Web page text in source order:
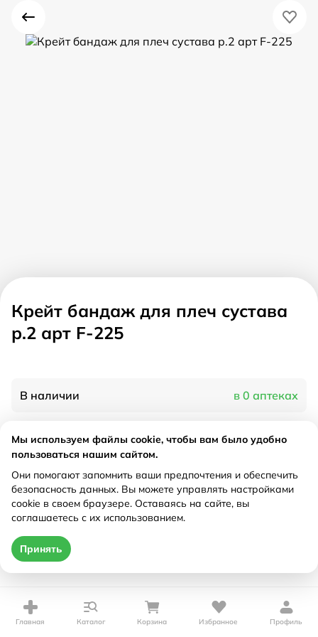
Крейт бандаж для плеч сустава
р.2 арт F-225
В наличии в 0 аптеках
Характеристики
Рецепт Не требуется
Цена действительна только при оформлении онлайн
Главная Каталог Корзина Избранное Профиль
Мы используем файлы cookie, чтобы вам было удобно
пользоваться нашим сайтом.
Они помогают запомнить ваши предпочтения и обеспечить
безопасность данных. Вы можете управлять настройками
cookie в своем браузере. Оставаясь на сайте, вы
соглашаетесь с их использованием.
Принять